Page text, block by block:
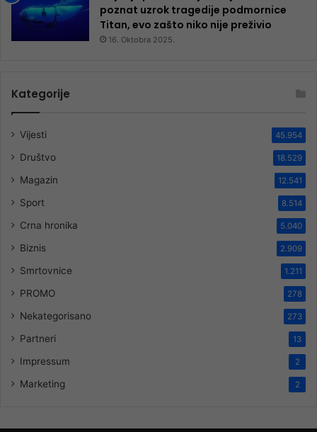
poznat uzrok tragedije podmornice
Titan, evo zašto niko nije preživio
16. Oktobra 2025.
Kategorije
Vijesti 45.954
Društvo 18.529
Magazin 12.541
Sport 8.514
Crna hronika 5.040
Biznis 2.909
Smrtovnice 1.211
PROMO 278
Nekategorisano 273
Partneri 13
Impressum 2
Marketing 2